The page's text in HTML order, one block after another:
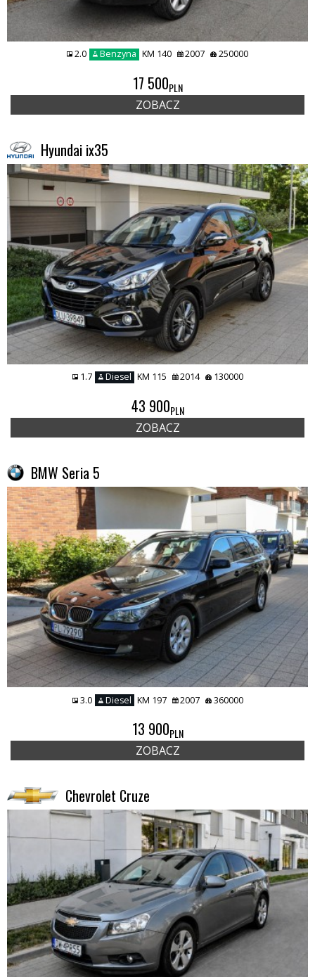
2.0 Benzyna KM 140 2007 250000
17 500PLN
ZOBACZ
Hyundai ix35
1.7 Diesel KM 115 2014 130000
43 900PLN
ZOBACZ
BMW Seria 5
3.0 Diesel KM 197 2007 360000
13 900PLN
ZOBACZ
Chevrolet Cruze